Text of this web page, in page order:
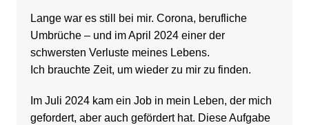
Lange war es still bei mir. Corona, berufliche
Umbrüche – und im April 2024 einer der
schwersten Verluste meines Lebens.
Ich brauchte Zeit, um wieder zu mir zu finden.
Im Juli 2024 kam ein Job in mein Leben, der mich
gefordert, aber auch gefördert hat. Diese Aufgabe